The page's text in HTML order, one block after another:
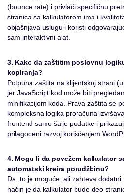
(bounce rate) i privlači specifičnu
stranica sa kalkulatorom ima i
objašnjava uslugu i koristi
sam interaktivni alat.
3. Kako da zaštitim poslovnu
kopiranja?
Potpuna zaštita na klijentskoj strani
jer JavaScript kod može biti
minifikacijom koda. Prava zaštita se
kompleksna logika proračuna
frontend samo šalje podatke i
prilagođeni razvoj korišćenjem
4. Mogu li da povežem kalkulator
automatski kreira porudžbinu?
Da, to je moguće, ali zahteva dodatni
način je da kalkulator bude deo